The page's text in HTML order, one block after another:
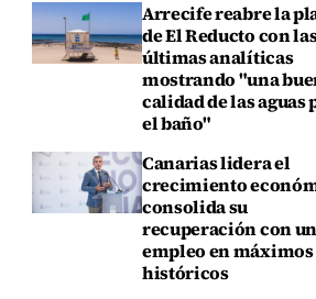
Arrecife reabre la
de El Reducto con
últimas analíticas
mostrando "una
calidad de las aguas
el baño"
Canarias lidera el
crecimiento
consolida su
recuperación con un
empleo en máximos
históricos